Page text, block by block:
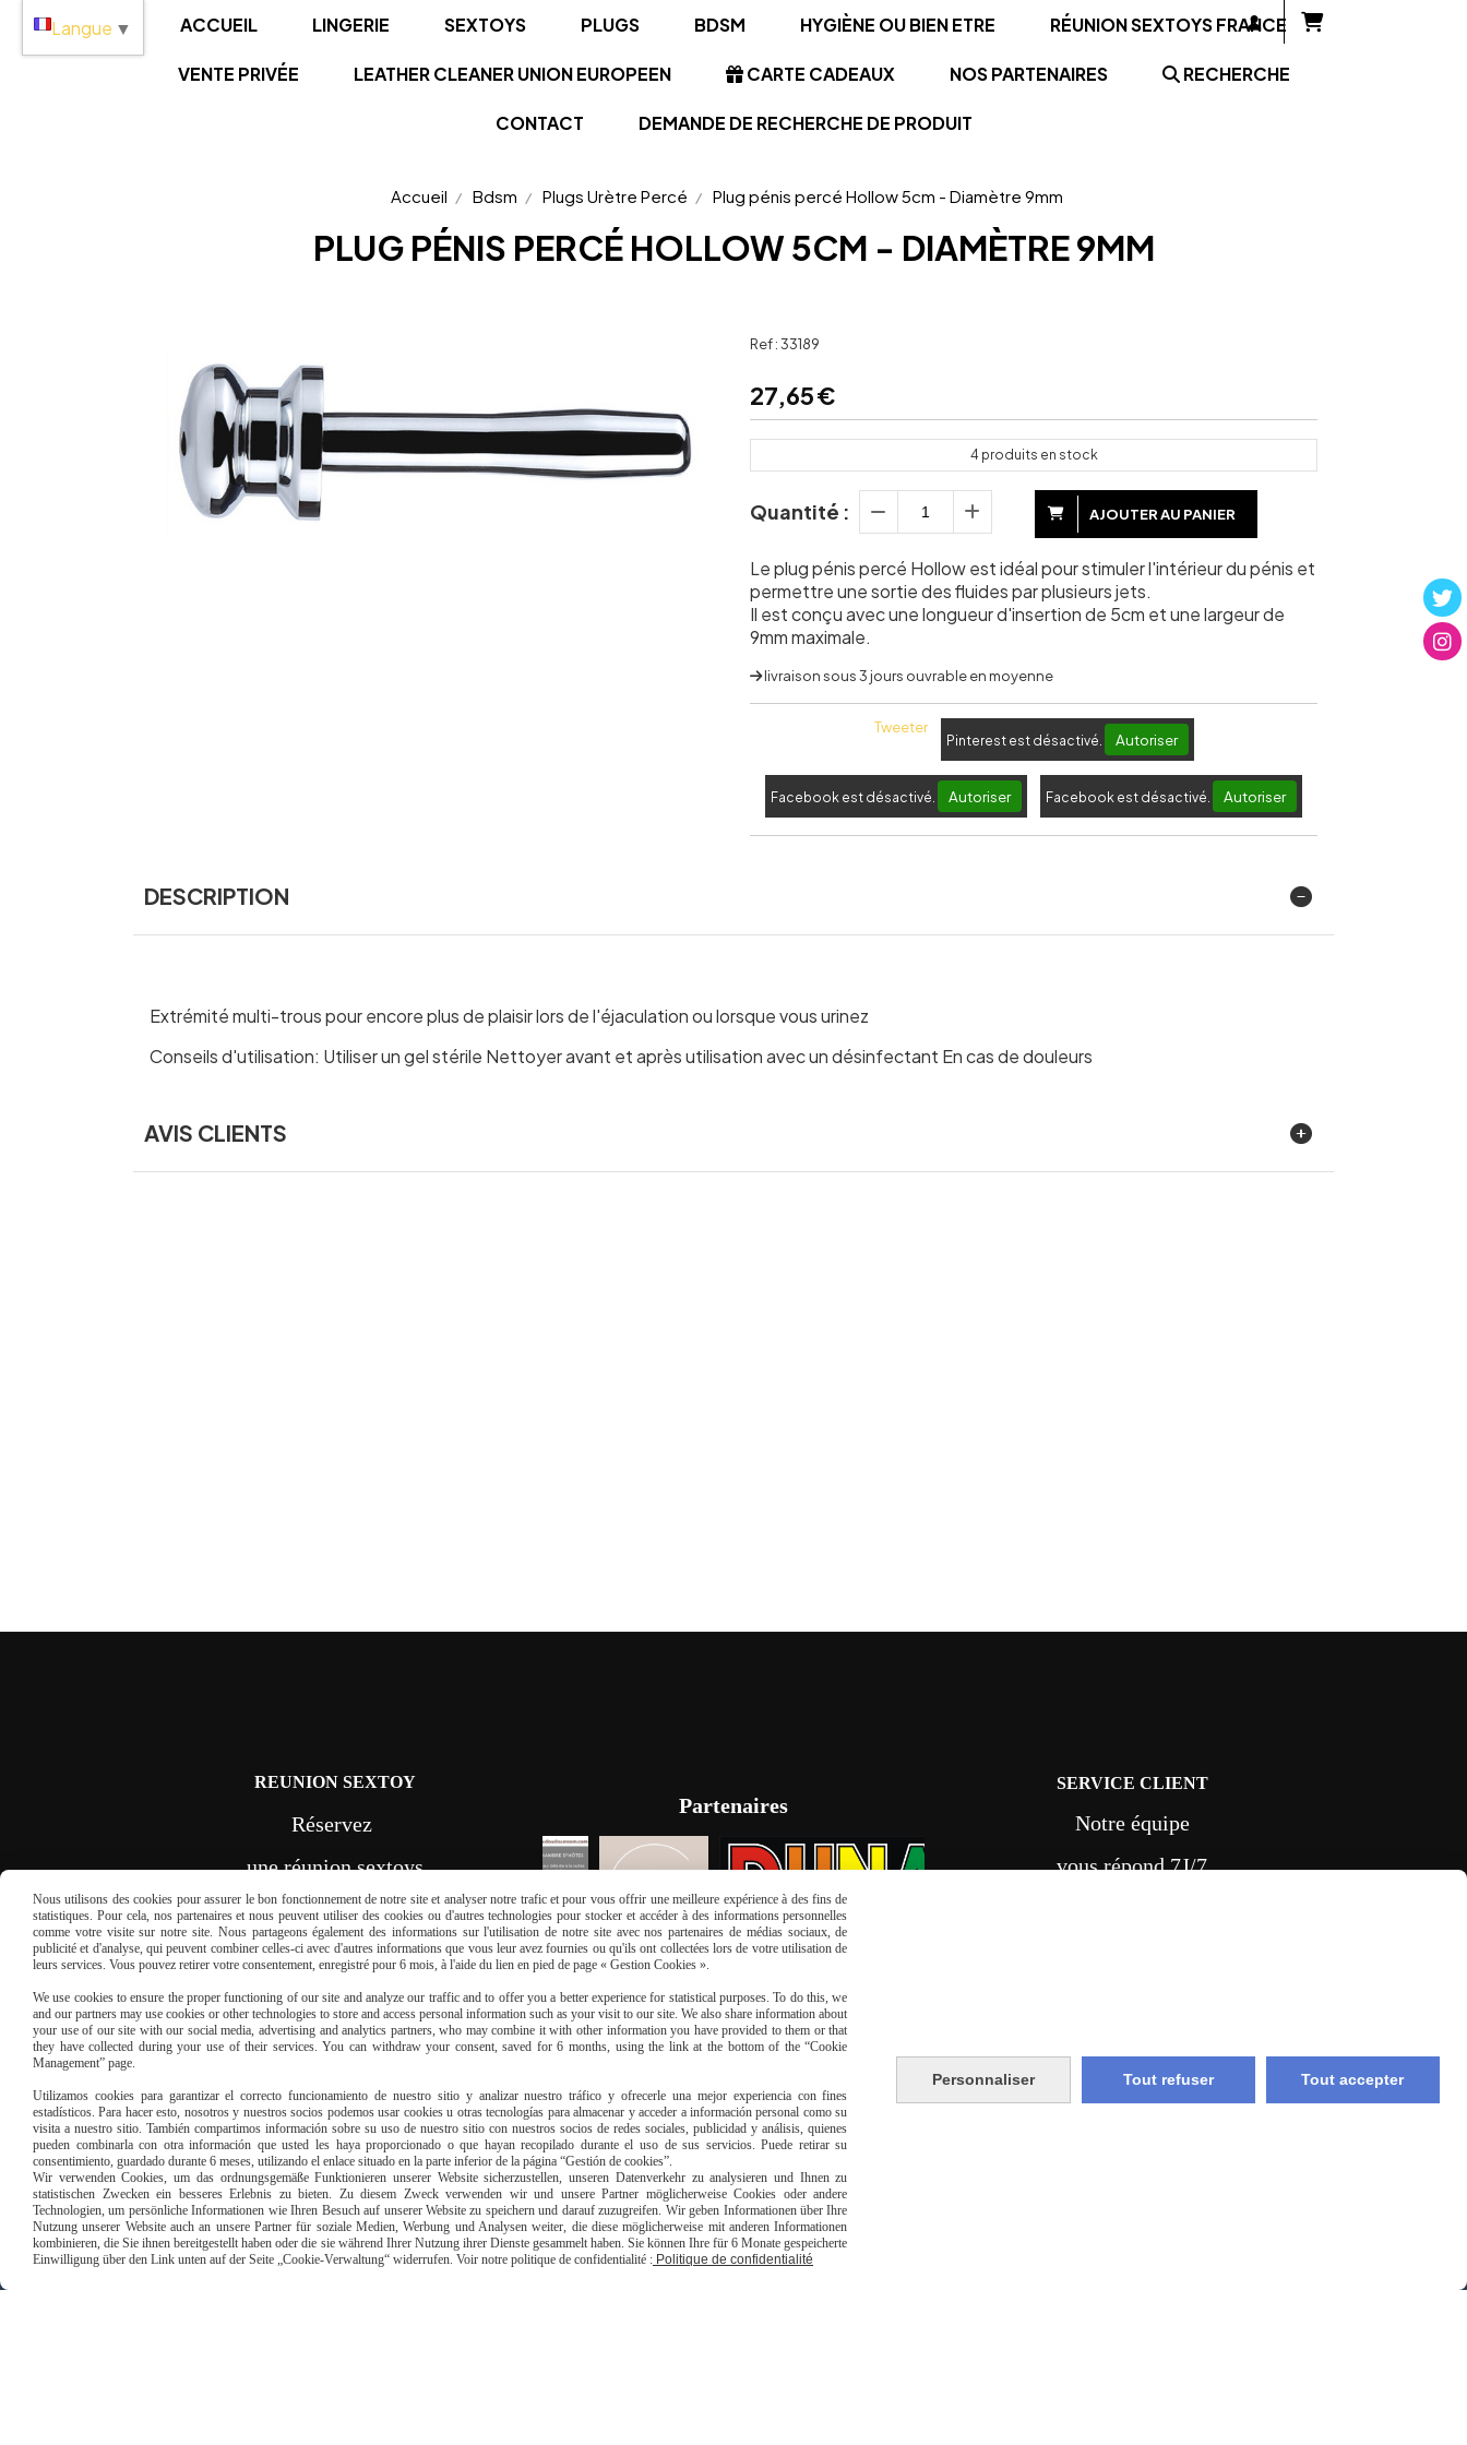
ACCUEIL LINGERIE SEXTOYS PLUGS BDSM HYGIÈNE OU BIEN ETRE RÉUNION SEXTOYS FRANCE
VENTE PRIVÉE LEATHER CLEANER UNION EUROPEEN CARTE CADEAUX NOS PARTENAIRES RECHERCHE
CONTACT DEMANDE DE RECHERCHE DE PRODUIT
Accueil Bdsm Plugs Urètre Percé Plug pénis percé Hollow 5cm - Diamètre 9mm
PLUG PÉNIS PERCÉ HOLLOW 5CM - DIAMÈTRE 9MM
Ref :33189
27,65€
4 produits en stock
Quantité : AJOUTER AU PANIER
Le plug pénis percé Hollow est idéal pour stimuler l'intérieur du pénis et
permettre une sortie des fluides par plusieurs jets.
Il est conçu avec une longueur d'insertion de 5cm et une largeur de
9mm maximale.
livraison sous 3 jours ouvrable en moyenne
Tweeter
Pinterest est désactivé. Autoriser
Facebook est désactivé. Autoriser Facebook est désactivé. Autoriser
DESCRIPTION
Extrémité multi-trous pour encore plus de plaisir lors de l'éjaculation ou lorsque vous urinez
Conseils d'utilisation: Utiliser un gel stérile Nettoyer avant et après utilisation avec un désinfectant En cas de douleurs
AVIS CLIENTS
REUNION SEXTOY
Réservez
une réunion sextoys
en France
REMPLISSEZ LE FORMULAIRE
Partenaires
SERVICE CLIENT
Notre équipe
vous répond 7J/7
Paiement sécurisé
livraison à domicile France et union
Langue ▼
Nous utilisons des cookies pour assurer le bon fonctionnement de notre site et analyser notre trafic et pour vous offrir une meilleure expérience à des fins de
statistiques. Pour cela, nos partenaires et nous peuvent utiliser des cookies ou d'autres technologies pour stocker et accéder à des informations personnelles
comme votre visite sur notre site. Nous partageons également des informations sur l'utilisation de notre site avec nos partenaires de médias sociaux, de
publicité et d'analyse, qui peuvent combiner celles-ci avec d'autres informations que vous leur avez fournies ou qu'ils ont collectées lors de votre utilisation de
leurs services. Vous pouvez retirer votre consentement, enregistré pour 6 mois, à l'aide du lien en pied de page « Gestion Cookies ».
We use cookies to ensure the proper functioning of our site and analyze our traffic and to offer you a better experience for statistical purposes. To do this, we
and our partners may use cookies or other technologies to store and access personal information such as your visit to our site. We also share information about
your use of our site with our social media, advertising and analytics partners, who may combine it with other information you have provided to them or that
they have collected during your use of their services. You can withdraw your consent, saved for 6 months, using the link at the bottom of the “Cookie
Management” page.
Utilizamos cookies para garantizar el correcto funcionamiento de nuestro sitio y analizar nuestro tráfico y ofrecerle una mejor experiencia con fines
estadísticos. Para hacer esto, nosotros y nuestros socios podemos usar cookies u otras tecnologías para almacenar y acceder a información personal como su
visita a nuestro sitio. También compartimos información sobre su uso de nuestro sitio con nuestros socios de redes sociales, publicidad y análisis, quienes
pueden combinarla con otra información que usted les haya proporcionado o que hayan recopilado durante el uso de sus servicios. Puede retirar su
consentimiento, guardado durante 6 meses, utilizando el enlace situado en la parte inferior de la página “Gestión de cookies”.
Wir verwenden Cookies, um das ordnungsgemäße Funktionieren unserer Website sicherzustellen, unseren Datenverkehr zu analysieren und Ihnen zu
statistischen Zwecken ein besseres Erlebnis zu bieten. Zu diesem Zweck verwenden wir und unsere Partner möglicherweise Cookies oder andere
Technologien, um persönliche Informationen wie Ihren Besuch auf unserer Website zu speichern und darauf zuzugreifen. Wir geben Informationen über Ihre
Nutzung unserer Website auch an unsere Partner für soziale Medien, Werbung und Analysen weiter, die diese möglicherweise mit anderen Informationen
kombinieren, die Sie ihnen bereitgestellt haben oder die sie während Ihrer Nutzung ihrer Dienste gesammelt haben. Sie können Ihre für 6 Monate gespeicherte
Einwilligung über den Link unten auf der Seite „Cookie-Verwaltung“ widerrufen. Voir notre politique de confidentialité : Politique de confidentialité
Personnaliser Tout refuser Tout accepter